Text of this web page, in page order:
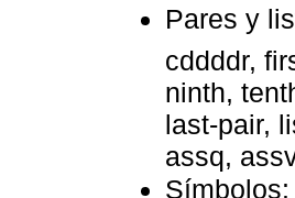
Pares y
cddddr,
ninth,
last-pair,
assq,